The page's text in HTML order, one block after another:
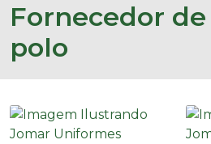
Fornecedor
polo